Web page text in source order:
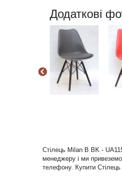
Додаткові
Стілець Milan В BK -
менеджеру і ми привеземо
телефону. Купити